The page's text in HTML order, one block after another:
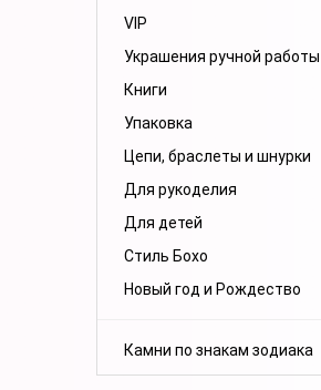
VIP
Украшения ручной работы
Книги
Упаковка
Цепи, браслеты и шнурки
Для рукоделия
Для детей
Стиль Бохо
Новый год и Рождество
Камни по знакам зодиака